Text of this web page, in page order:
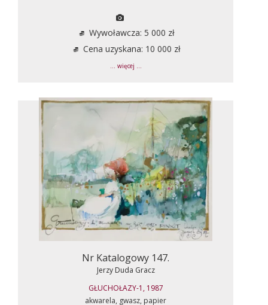
Wywoławcza: 5 000 zł
Cena uzyskana: 10 000 zł
... więcej ...
Nr Katalogowy 147.
Jerzy Duda Gracz
GŁUCHOŁAZY-1, 1987
akwarela, gwasz, papier